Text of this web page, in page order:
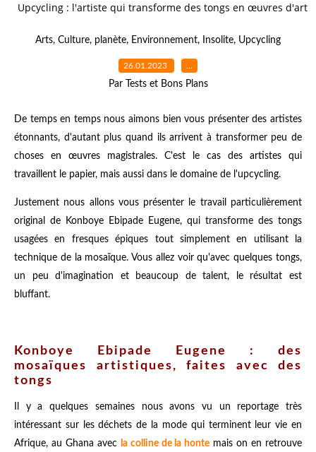
Upcycling : l'artiste qui transforme des tongs en œuvres d'art
Arts, Culture, planète, Environnement, Insolite, Upcycling
26.01.2023 …
Par Tests et Bons Plans
De temps en temps nous aimons bien vous présenter des artistes
étonnants, d'autant plus quand ils arrivent à transformer peu de
choses en œuvres magistrales. C'est le cas des artistes qui
travaillent le papier, mais aussi dans le domaine de l'upcycling.
Justement nous allons vous présenter le travail particulièrement
original de Konboye Ebipade Eugene, qui transforme des tongs
usagées en fresques épiques tout simplement en utilisant la
technique de la mosaïque. Vous allez voir qu'avec quelques tongs,
un peu d'imagination et beaucoup de talent, le résultat est
bluffant.
Konboye Ebipade Eugene : des
mosaïques artistiques, faites avec des
tongs
Il y a quelques semaines nous avons vu un reportage très
intéressant sur les déchets de la mode qui terminent leur vie en
Afrique, au Ghana avec la colline de la honte mais on en retrouve